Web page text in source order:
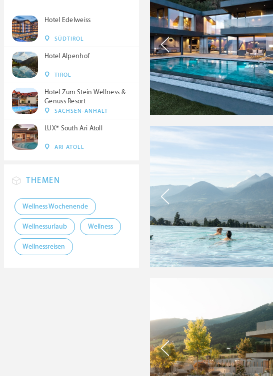
Hotel Edelweiss
SÜDTIROL
Hotel Alpenhof
TIROL
Hotel Zum Stein Wellness &
Genuss Resort
SACHSEN-ANHALT
LUX* South Ari Atoll
ARI ATOLL
THEMEN
Wellness Wochenende
Wellnessurlaub Wellness
Wellnessreisen